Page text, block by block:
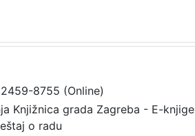
2459-8755 (Online)
Knjižnica grada Zagreba - E-knjige
o radu